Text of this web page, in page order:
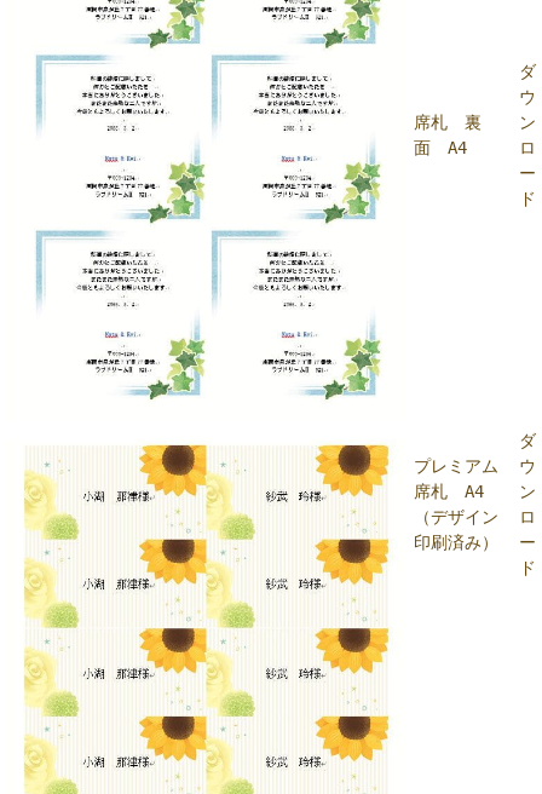
席札 裏
面 A4
ダ
ウ
ン
ロ
ー
ド
プレミアム
席札 A4
（デザイン
印刷済み）
ダ
ウ
ン
ロ
ー
ド